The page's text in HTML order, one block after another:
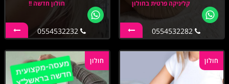
קליניקה פרטית בחולון
0554532282
חולון חדשה !!
0554532232
חולון חולון